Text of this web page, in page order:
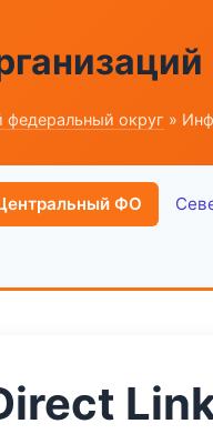
федеральный округ »
ФО